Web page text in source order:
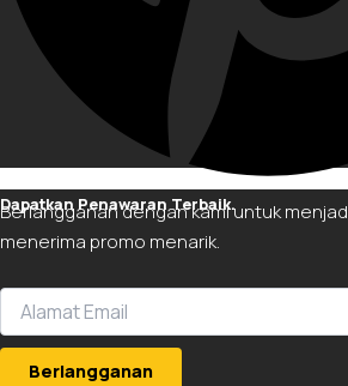
Dapatkan Penawaran Terbaik.
Berlangganan dengan kami untuk
menerima promo menarik.
Berlangganan